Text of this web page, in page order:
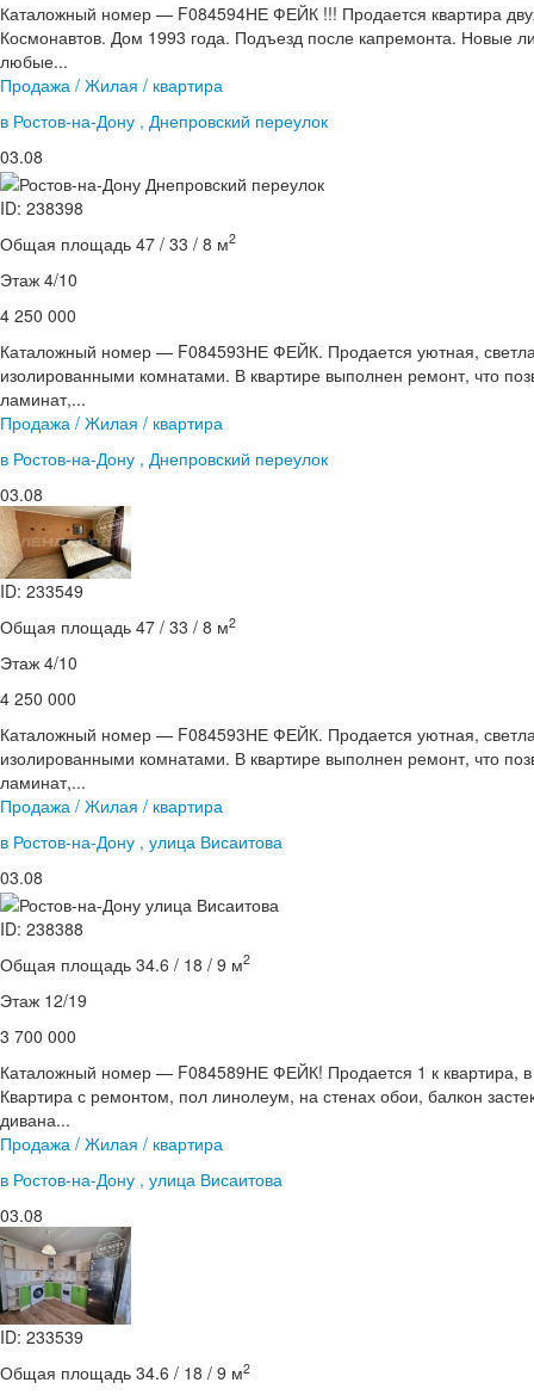
Каталожный номер — F084594НЕ ФЕЙК !!! Продается квартира
Космонавтов. Дом 1993 года. Подъезд после капремонта. Новые
любые...
Продажа / Жилая / квартира
в Ростов-на-Дону , Днепровский переулок
03.08
ID: 238398
Общая площадь 47 / 33 / 8 м2
Этаж 4/10
4 250 000
Каталожный номер — F084593НЕ ФЕЙК. Продается уютная,
изолированными комнатами. В квартире выполнен ремонт, что
ламинат,...
Продажа / Жилая / квартира
в Ростов-на-Дону , Днепровский переулок
03.08
ID: 233549
Общая площадь 47 / 33 / 8 м2
Этаж 4/10
4 250 000
Каталожный номер — F084593НЕ ФЕЙК. Продается уютная,
изолированными комнатами. В квартире выполнен ремонт, что
ламинат,...
Продажа / Жилая / квартира
в Ростов-на-Дону , улица Висаитова
03.08
ID: 238388
Общая площадь 34.6 / 18 / 9 м2
Этаж 12/19
3 700 000
Каталожный номер — F084589НЕ ФЕЙК! Продается 1 к квартира,
Квартира с ремонтом, пол линолеум, на стенах обои, балкон
дивана...
Продажа / Жилая / квартира
в Ростов-на-Дону , улица Висаитова
03.08
ID: 233539
Общая площадь 34.6 / 18 / 9 м2